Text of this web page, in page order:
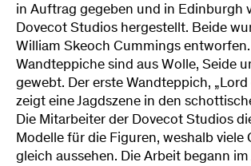
in Auftrag gegeben und in Edinburgh
Dovecot Studios hergestellt. Beide
William Skeoch Cummings
Wandteppiche sind aus Wolle, Seide
gewebt. Der erste Wandteppich, „Lord
zeigt eine Jagdszene in den
Die Mitarbeiter der Dovecot Studios
Modelle für die Figuren, weshalb viele
gleich aussehen. Die Arbeit begann im